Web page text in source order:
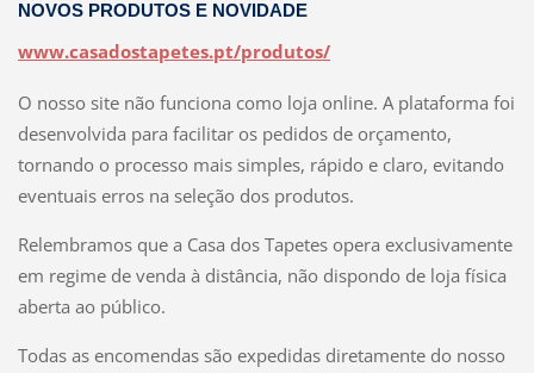
NOVOS PRODUTOS E NOVIDADE
www.casadostapetes.pt/produtos/
O nosso site não funciona como loja online. A plataforma foi
desenvolvida para facilitar os pedidos de orçamento,
tornando o processo mais simples, rápido e claro, evitando
eventuais erros na seleção dos produtos.
Relembramos que a Casa dos Tapetes opera exclusivamente
em regime de venda à distância, não dispondo de loja física
aberta ao público.
Todas as encomendas são expedidas diretamente do nosso